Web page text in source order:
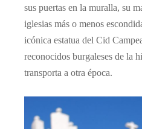
sus puertas en la muralla, su
iglesias más o menos
icónica estatua del Cid
reconocidos burgaleses de la
transporta a otra época.